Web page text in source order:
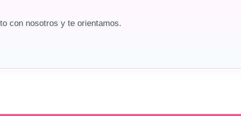
con nosotros y te orientamos.